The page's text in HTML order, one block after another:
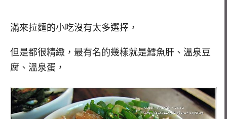
滿來拉麵的小吃沒有太多選擇，
但是都很精緻，最有名的幾樣就是鱈魚肝、溫泉豆
腐、溫泉蛋，